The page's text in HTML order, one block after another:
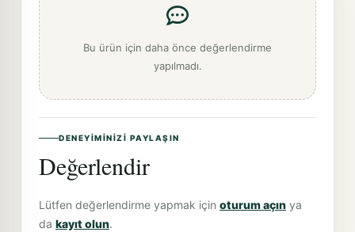
Bu ürün için daha önce değerlendirme
yapılmadı.
DENEYIMINIZI PAYLAŞIN
Değerlendir
Lütfen değerlendirme yapmak için oturum açın ya
da kayıt olun.